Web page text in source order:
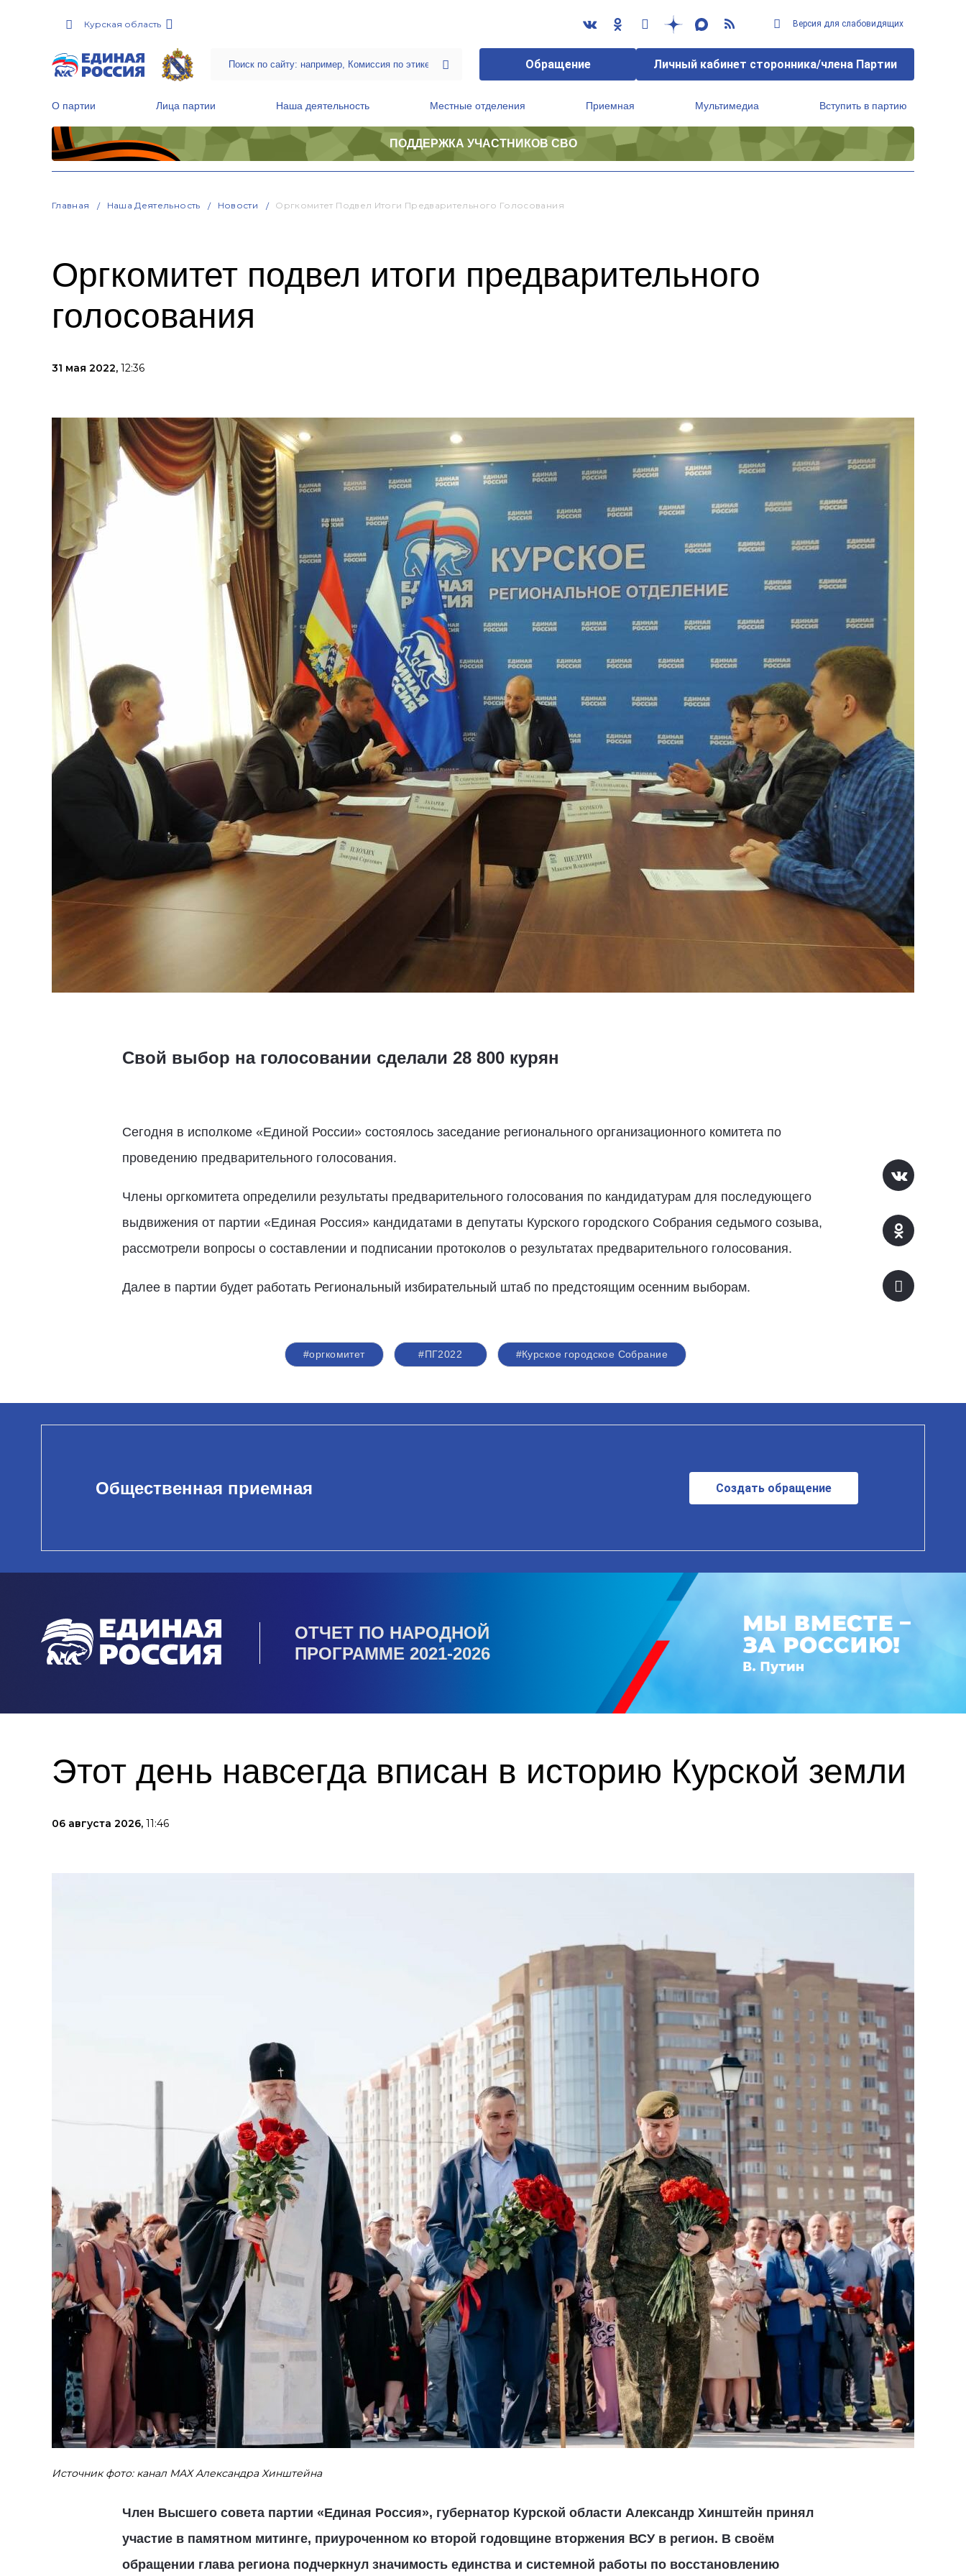
Курская область Версия для слабовидящих
Обращение Личный кабинет сторонника/члена Партии
О партии Лица партии Наша деятельность Местные отделения Приемная Мультимедиа Вступить в партию
ПОДДЕРЖКА УЧАСТНИКОВ СВО
Главная Наша Деятельность Новости Оргкомитет Подвел Итоги Предварительного Голосования
Оргкомитет подвел итоги предварительного
голосования
31 мая 2022, 12:36
Свой выбор на голосовании сделали 28 800 курян
Сегодня в исполкоме «Единой России» состоялось заседание регионального организационного комитета по
проведению предварительного голосования.
Члены оргкомитета определили результаты предварительного голосования по кандидатурам для последующего
выдвижения от партии «Единая Россия» кандидатами в депутаты Курского городского Собрания седьмого созыва,
рассмотрели вопросы о составлении и подписании протоколов о результатах предварительного голосования.
Далее в партии будет работать Региональный избирательный штаб по предстоящим осенним выборам.
#оргкомитет #ПГ2022 #Курское городское Собрание
Общественная приемная Создать обращение
ОТЧЕТ ПО НАРОДНОЙ
ПРОГРАММЕ 2021-2026
Этот день навсегда вписан в историю Курской земли
06 августа 2026, 11:46
Источник фото: канал МАХ Александра Хинштейна
Член Высшего совета партии «Единая Россия», губернатор Курской области Александр Хинштейн принял
участие в памятном митинге, приуроченном ко второй годовщине вторжения ВСУ в регион. В своём
обращении глава региона подчеркнул значимость единства и системной работы по восстановлению